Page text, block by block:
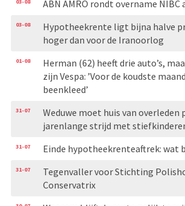
ABN AMRO rondt overname NIBC
03-08
Hypotheekrente ligt bijna halve
hoger dan voor de Iranoorlog
01-08
Herman (62) heeft drie auto’s,
zijn Vespa: ’Voor de koudste
beenkleed’
31-07
Weduwe moet huis van overleden
jarenlange strijd met
31-07 Einde hypotheekrenteaftrek: wat
31-07
Tegenvaller voor Stichting
Conservatrix